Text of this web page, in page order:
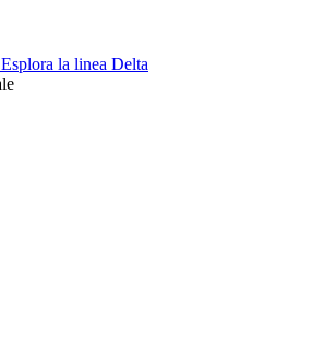
Esplora la linea Delta